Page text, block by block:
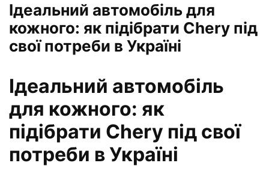
Ідеальний автомобіль для
кожного: як підібрати Chery під
свої потреби в Україні
Ідеальний автомобіль
для кожного: як
підібрати Chery під свої
потреби в Україні